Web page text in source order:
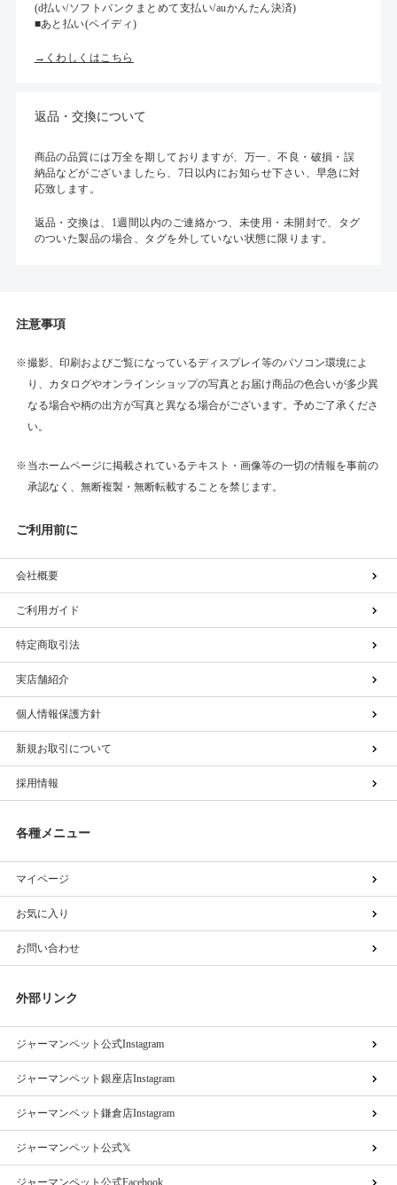
(d払い/ソフトバンクまとめて支払い/auかんたん決済)
■あと払い(ペイディ)
→くわしくはこちら
返品・交換について
商品の品質には万全を期しておりますが、万一、不良・破損・誤
納品などがございましたら、7日以内にお知らせ下さい、早急に対
応致します。
返品・交換は、1週間以内のご連絡かつ、未使用・未開封で、タグ
のついた製品の場合、タグを外していない状態に限ります。
注意事項
撮影、印刷およびご覧になっているディスプレイ等のパソコン環境によ
り、カタログやオンラインショップの写真とお届け商品の色合いが多少異
なる場合や柄の出方が写真と異なる場合がございます。予めご了承くださ
い。
当ホームページに掲載されているテキスト・画像等の一切の情報を事前の
承認なく、無断複製・無断転載することを禁じます。
ご利用前に
会社概要
ご利用ガイド
特定商取引法
実店舗紹介
個人情報保護方針
新規お取引について
採用情報
各種メニュー
マイページ
お気に入り
お問い合わせ
外部リンク
ジャーマンペット公式Instagram
ジャーマンペット銀座店Instagram
ジャーマンペット鎌倉店Instagram
ジャーマンペット公式𝕏
ジャーマンペット公式Facebook